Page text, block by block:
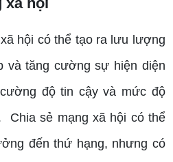
hội có thể tạo ra lưu lượng
và tăng cường sự hiện diện
độ tin cậy và mức độ
Chia sẻ mạng xã hội có thể
đến thứ hạng, nhưng có